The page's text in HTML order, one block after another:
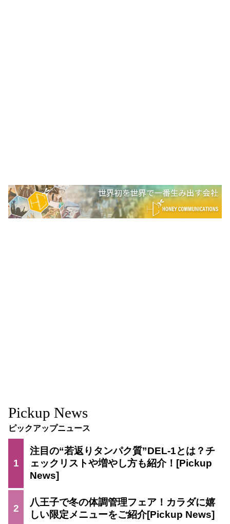
Pickup News
ピックアップニュース
1
注目の“若返りタンパク質”DEL-1とは？チ
ェックリストや増やし方も紹介！
2
八王子で冬の体調管理フェア！カラダに嬉
しい限定メニューをご紹介